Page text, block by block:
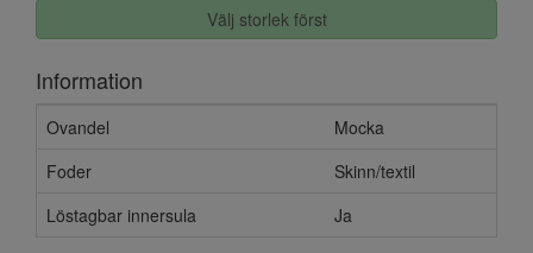
Välj storlek först
Information
Ovandel
Mocka
Foder
Skinn/textil
Löstagbar innersula
Ja